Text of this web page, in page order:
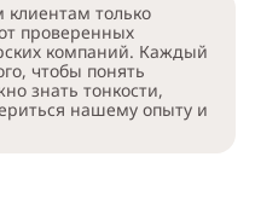
клиентам только
проверенных
компаний. Каждый
чтобы понять
знать тонкости,
нашему опыту и